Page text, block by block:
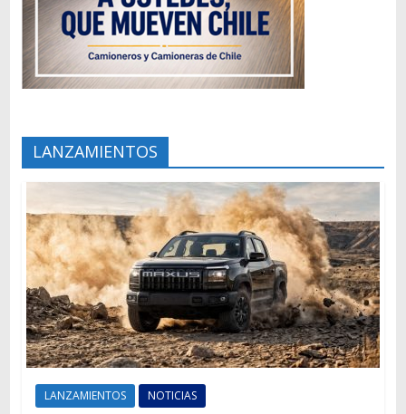
LANZAMIENTOS
LANZAMIENTOS NOTICIAS